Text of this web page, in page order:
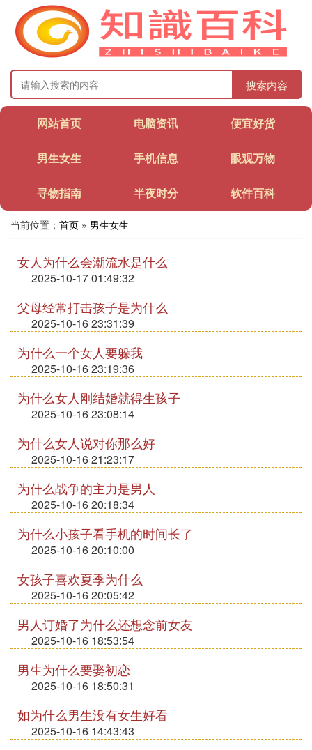
搜索内容
网站首页 电脑资讯 便宜好货
男生女生 手机信息 眼观万物
寻物指南 半夜时分 软件百科
当前位置： 首页 » 男生女生
女人为什么会潮流水是什么
2025-10-17 01:49:32
父母经常打击孩子是为什么
2025-10-16 23:31:39
为什么一个女人要躲我
2025-10-16 23:19:36
为什么女人刚结婚就得生孩子
2025-10-16 23:08:14
为什么女人说对你那么好
2025-10-16 21:23:17
为什么战争的主力是男人
2025-10-16 20:18:34
为什么小孩子看手机的时间长了
2025-10-16 20:10:00
女孩子喜欢夏季为什么
2025-10-16 20:05:42
男人订婚了为什么还想念前女友
2025-10-16 18:53:54
男生为什么要娶初恋
2025-10-16 18:50:31
如为什么男生没有女生好看
2025-10-16 14:43:43